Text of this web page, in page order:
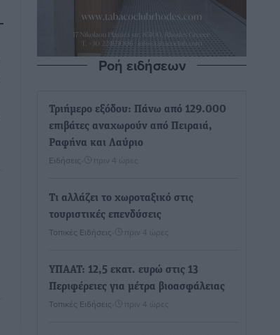
Ροή ειδήσεων
Τριήμερο εξόδου: Πάνω από 129.000
επιβάτες αναχωρούν από Πειραιά,
Ραφήνα και Λαύριο
Ειδήσεις πριν 4 ώρες
Τι αλλάζει το χωροταξικό στις
τουριστικές επενδύσεις
Τοπικές Ειδήσεις πριν 4 ώρες
ΥΠΑΑΤ: 12,5 εκατ. ευρώ στις 13
Περιφέρειες για μέτρα βιοασφάλειας
Τοπικές Ειδήσεις πριν 4 ώρες